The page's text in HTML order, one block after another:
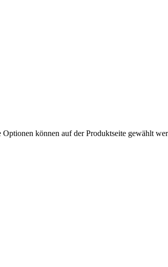
können auf der Produktseite gewählt